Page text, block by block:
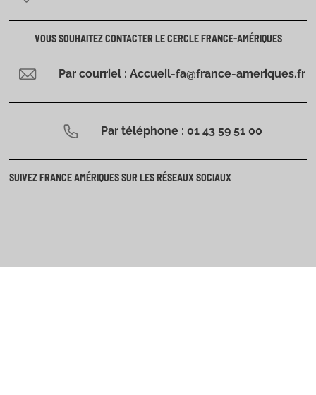
VOUS SOUHAITEZ CONTACTER LE CERCLE FRANCE-AMÉRIQUES
Par courriel : Accueil-fa@france-ameriques.fr
Par téléphone : 01 43 59 51 00
SUIVEZ FRANCE AMÉRIQUES SUR LES RÉSEAUX SOCIAUX